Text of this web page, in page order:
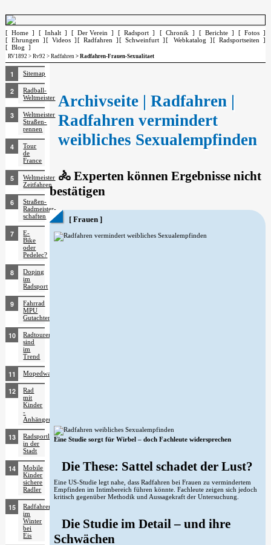
[ Home ] [ Inhalt ] [ Der Verein ] [ Radsport ] [ Chronik ] [ Berichte ]
[ Fotos ]
[ Ehrungen ][ Videos ][ Radfahren ][ Schweinfurt ][ Webkatalog ][ Radsportseiten ]
[ Blog ]
RV1892 >Rv92 >Radfahren > Radfahren-Frauen-Sexualitaet
Sitemap
Radball-
Weltmeister
Weltmeister
Straßen­
rennen
Tour
de
France
Weltmeister
Zeitfahren
Straßen-
Radmeister­
schaften
E-
Bike
oder
Pedelec?
Doping
im
Radsport
Fahrrad
MPU
Gutachten
Radtouren
sind
im
Trend
Mopedwanderfahren
Rad
mit
Kinder
-
Anhänger
Radsportler
in der
Stadt
Mobile
Kinder
sichere
Radler
Radfahren
im
Winter
bei
Eis
Archivseite | Radfahren |
Radfahren vermindert
weibliches Sexualempfinden
🚴 Experten können Ergebnisse nicht
bestätigen
[ Frauen ]
Eine Studie sorgt für Wirbel – doch Fachleute widersprechen
Die These: Sattel schadet der Lust?
Eine US-Studie legt nahe, dass Radfahren bei Frauen zu vermindertem
Empfinden im Intimbereich führen könnte. Fachleute zeigen sich jedoch
kritisch gegenüber Methodik und Aussagekraft der Untersuchung.
Die Studie im Detail – und ihre
Schwächen